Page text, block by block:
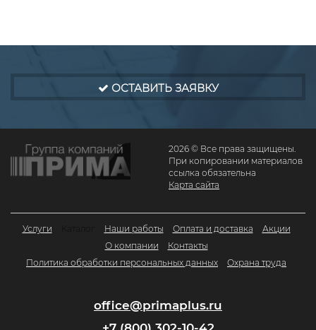
ОСТАВИТЬ ЗАЯВКУ
2026 © Все права защищены.
При копировании материалов
ссылка обязательна
Карта сайта
Услуги Наши работы Оплата и доставка
Акции
О компании
Контакты
Политика обработки персональных данных
Охрана труда
office@primaplus.ru